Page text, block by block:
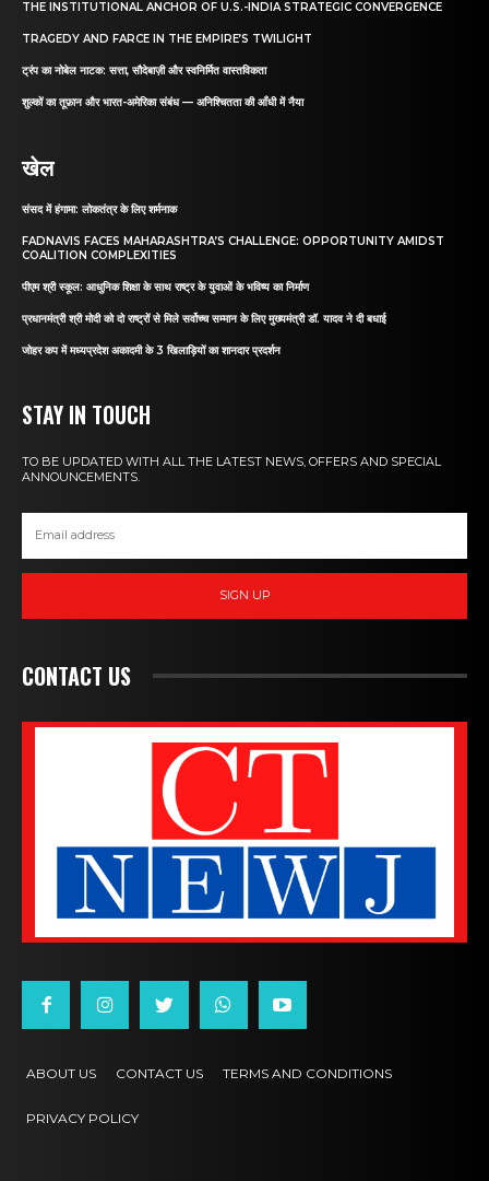
THE INSTITUTIONAL ANCHOR OF U.S.-INDIA STRATEGIC CONVERGENCE
TRAGEDY AND FARCE IN THE EMPIRE’S TWILIGHT
ट्रंप का नोबेल नाटक: सत्ता, सौदेबाज़ी और स्वनिर्मित वास्तविकता
शुल्कों का तूफ़ान और भारत-अमेरिका संबंध — अनिश्चितता की आँधी में नैया
खेल
संसद में हंगामा: लोकतंत्र के लिए शर्मनाक
FADNAVIS FACES MAHARASHTRA’S CHALLENGE: OPPORTUNITY AMIDST
COALITION COMPLEXITIES
पीएम श्री स्कूल: आधुनिक शिक्षा के साथ राष्ट्र के युवाओं के भविष्य का निर्माण
प्रधानमंत्री श्री मोदी को दो राष्ट्रों से मिले सर्वोच्च सम्मान के लिए मुख्यमंत्री डॉ. यादव ने दी बधाई
जोहर कप में मध्यप्रदेश अकादमी के 3 खिलाड़ियों का शानदार प्रदर्शन
STAY IN TOUCH
TO BE UPDATED WITH ALL THE LATEST NEWS, OFFERS AND SPECIAL
ANNOUNCEMENTS.
SIGN UP
CONTACT US
ABOUT US CONTACT US TERMS AND CONDITIONS
PRIVACY POLICY